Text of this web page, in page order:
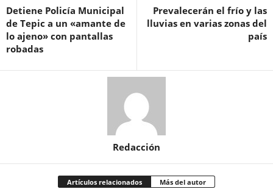
Detiene Policía Municipal
de Tepic a un «amante de
lo ajeno» con pantallas
robadas
Prevalecerán el frío y las
lluvias en varias zonas del
país
Redacción
Artículos relacionados Más del autor